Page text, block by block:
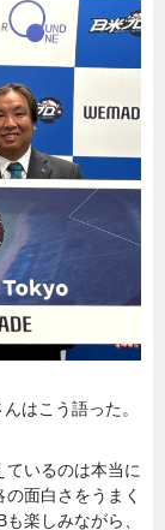
はこう語った。
ているのは本当に
面白さをうまく
楽しみながら、